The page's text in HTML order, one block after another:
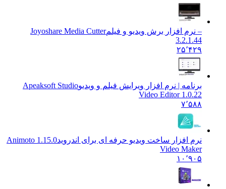
– نرم افزار برش ویدیو و فیلمJoyoshare Media Cutter
3.2.1.44
۲۵٬۴۲۹
برنامه | نرم افزار ویرایش فیلم و ویدیوApeaksoft Studio
Video Editor 1.0.22
۷٬۵۸۸
نرم افزار ساخت ویدیو حرفه ای برای اندروید
1.15.0 Animoto
Video Maker
۱۰٬۹۰۵